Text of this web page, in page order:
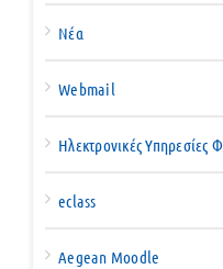
Νέα
Webmail
Ηλεκτρονικές Υπηρεσίες
eclass
Aegean Moodle